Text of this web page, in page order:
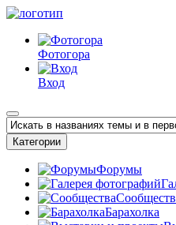
Фотогора
Вход
Категории
Форумы
Барахолка